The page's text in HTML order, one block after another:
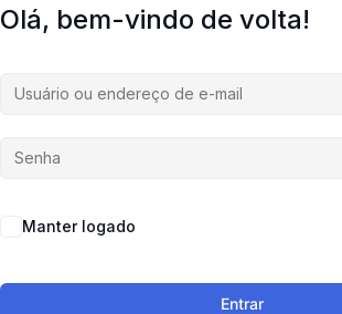
Olá, bem-vindo de volta!
Manter logado
Entrar